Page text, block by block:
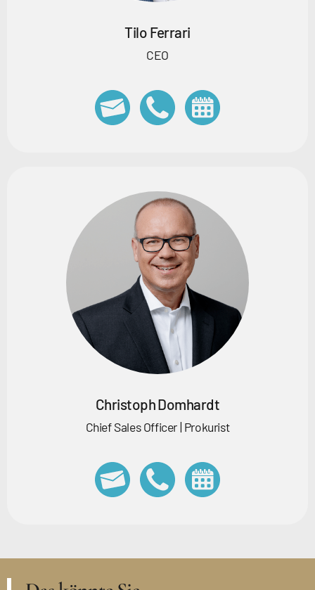
Tilo Ferrari
CEO
Christoph Domhardt
Chief Sales Officer | Prokurist